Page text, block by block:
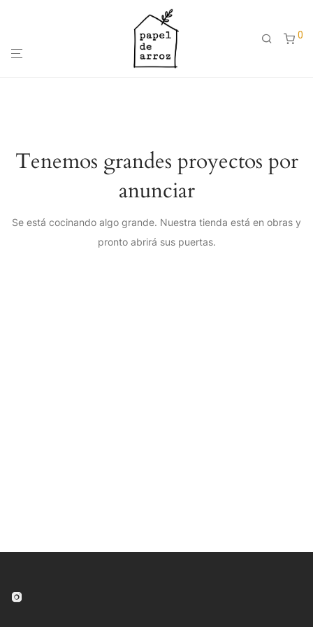
0
Tenemos grandes proyectos por
anunciar
Se está cocinando algo grande. Nuestra tienda está en obras y
pronto abrirá sus puertas.